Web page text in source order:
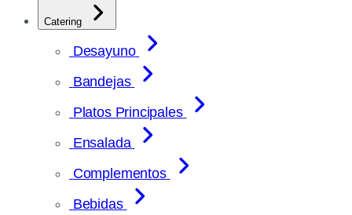
Catering
Desayuno
Bandejas
Platos Principales
Ensalada
Complementos
Bebidas